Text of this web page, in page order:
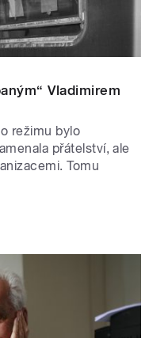
Vladimirem
režimu bylo
přátelství, ale
Tomu